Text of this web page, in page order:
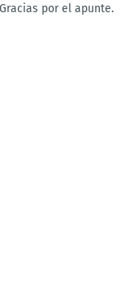
por el apunte.